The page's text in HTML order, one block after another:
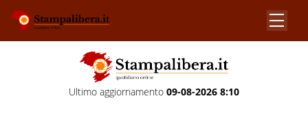
Ultimo aggiornamento 09-08-2026 8:10